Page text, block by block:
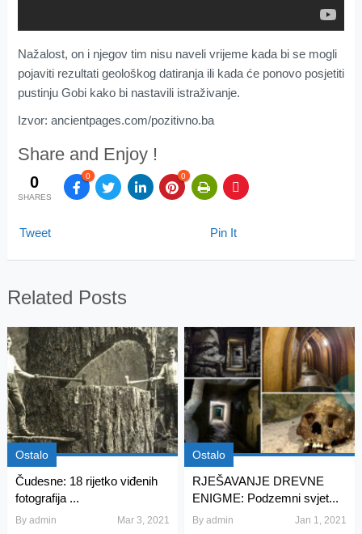
Nažalost, on i njegov tim nisu naveli vrijeme kada bi se mogli
pojaviti rezultati geološkog datiranja ili kada će ponovo posjetiti
pustinju Gobi kako bi nastavili istraživanje.
Izvor: ancientpages.com/pozitivno.ba
Share and Enjoy !
0
SHARES
0 0
Tweet Pin It
Related Posts
Ostalo
Čudesne: 18 rijetko viđenih
fotografija ...
By admin Mar 3, 2021
Ostalo
RJEŠAVANJE DREVNE
ENIGME: Podzemni svjet...
Byadmin Jan 1, 2021